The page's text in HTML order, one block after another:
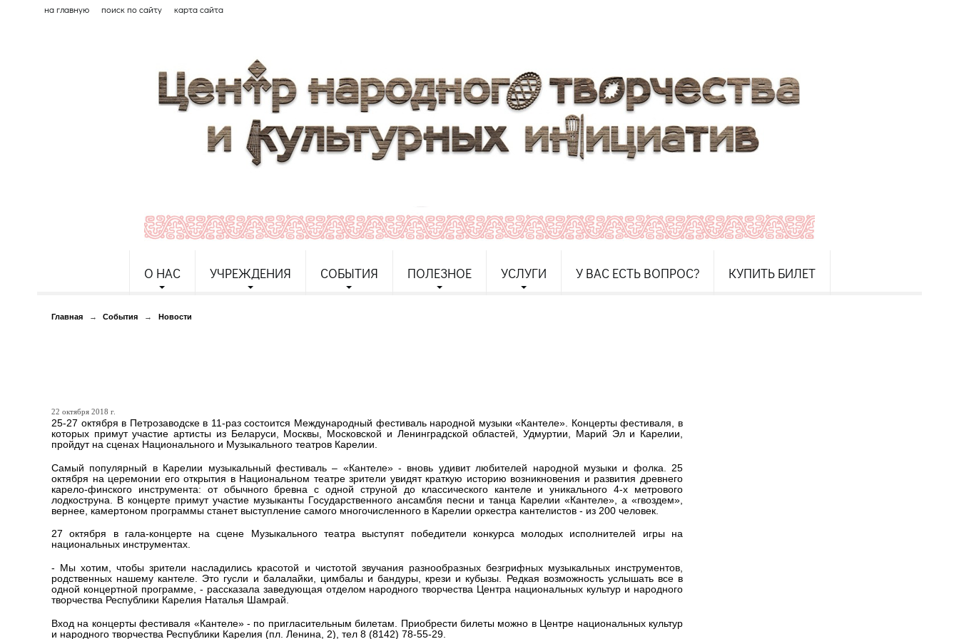
на главную поиск по сайту карта сайта
О НАС УЧРЕЖДЕНИЯ СОБЫТИЯ ПОЛЕЗНОЕ УСЛУГИ У ВАС ЕСТЬ ВОПРОС? КУПИТЬ БИЛЕТ
Главная → События → Новости
22 октября 2018 г.
25-27 октября в Петрозаводске в 11-раз состоится Международный фестиваль народной музыки «Кантеле». Концерты фестиваля, в
которых примут участие артисты из Беларуси, Москвы, Московской и Ленинградской областей, Удмуртии, Марий Эл и Карелии,
пройдут на сценах Национального и Музыкального театров Карелии.
Самый популярный в Карелии музыкальный фестиваль – «Кантеле» - вновь удивит любителей народной музыки и фолка. 25
октября на церемонии его открытия в Национальном театре зрители увидят краткую историю возникновения и развития древнего
карело-финского инструмента: от обычного бревна с одной струной до классического кантеле и уникального 4-х метрового
лодкоструна. В концерте примут участие музыканты Государственного ансамбля песни и танца Карелии «Кантеле», а «гвоздем»,
вернее, камертоном программы станет выступление самого многочисленного в Карелии оркестра кантелистов - из 200 человек.
27 октября в гала-концерте на сцене Музыкального театра выступят победители конкурса молодых исполнителей игры на
национальных инструментах.
- Мы хотим, чтобы зрители насладились красотой и чистотой звучания разнообразных безгрифных музыкальных инструментов,
родственных нашему кантеле. Это гусли и балалайки, цимбалы и бандуры, крези и кубызы. Редкая возможность услышать все в
одной концертной программе, - рассказала заведующая отделом народного творчества Центра национальных культур и народного
творчества Республики Карелия Наталья Шамрай.
Вход на концерты фестиваля «Кантеле» - по пригласительным билетам. Приобрести билеты можно в Центре национальных культур
и народного творчества Республики Карелия (пл. Ленина, 2), тел 8 (8142) 78-55-29.